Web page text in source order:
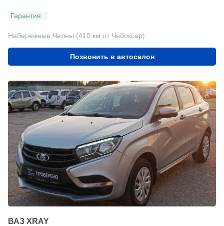
Гарантия
Набережные Челны (410 км от Чебоксар)
Позвонить в автосалон
ВАЗ XRAY